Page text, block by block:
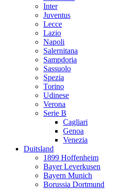
Inter
Juventus
Lecce
Lazio
Napoli
Salernitana
Sampdoria
Sassuolo
Spezia
Torino
Udinese
Verona
Serie B
Cagliari
Genoa
Venezia
Duitsland
1899 Hoffenheim
Bayer Leverkusen
Bayern Munich
Borussia Dortmund